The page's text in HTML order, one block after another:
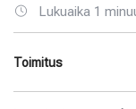
Lukuaika 1
Toimitus